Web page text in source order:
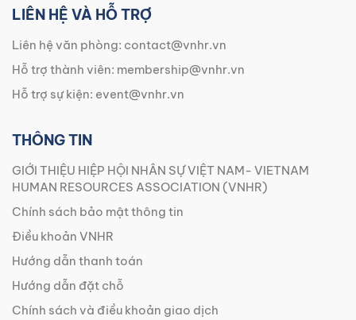
LIÊN HỆ VÀ HỖ TRỢ
Liên hệ văn phòng: contact@vnhr.vn
Hỗ trợ thành viên: membership@vnhr.vn
Hỗ trợ sự kiện: event@vnhr.vn
THÔNG TIN
GIỚI THIỆU HIỆP HỘI NHÂN SỰ VIỆT NAM- VIETNAM
HUMAN RESOURCES ASSOCIATION (VNHR)
Chính sách bảo mật thông tin
Điều khoản VNHR
Hướng dẫn thanh toán
Hướng dẫn đặt chỗ
Chính sách và điều khoản giao dịch